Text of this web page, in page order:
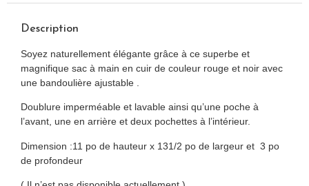
Description
Soyez naturellement élégante grâce à ce superbe et
magnifique sac à main en cuir de couleur rouge et noir avec
une bandoulière ajustable .
Doublure imperméable et lavable ainsi qu’une poche à
l’avant, une en arrière et deux pochettes à l’intérieur.
Dimension :11 po de hauteur x 131/2 po de largeur et 3 po
de profondeur